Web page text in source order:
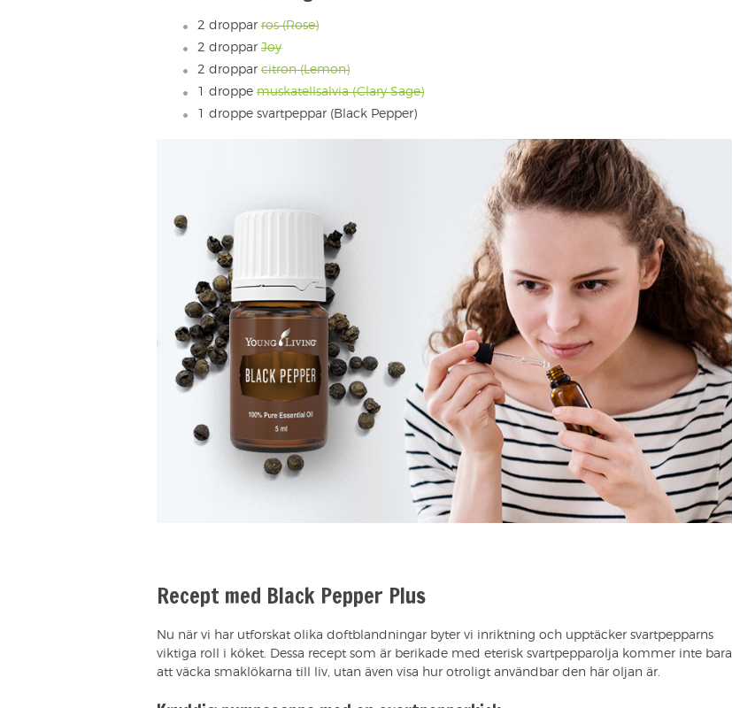
2 droppar ros (Rose)
2 droppar Joy
2 droppar citron (Lemon)
1 droppe muskatellsalvia (Clary Sage)
1 droppe svartpeppar (Black Pepper)
Recept med Black Pepper Plus
Nu när vi har utforskat olika doftblandningar byter vi inriktning och upptäcker svartpepparns
viktiga roll i köket. Dessa recept som är berikade med eterisk svartpepparolja kommer inte bara
att väcka smaklökarna till liv, utan även visa hur otroligt användbar den här oljan är.